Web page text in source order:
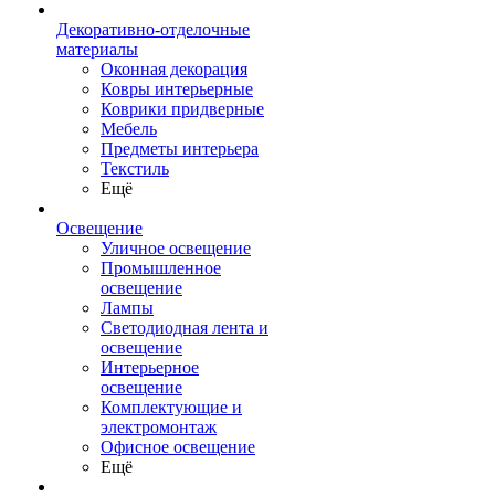
Декоративно-отделочные
материалы
Оконная декорация
Ковры интерьерные
Коврики придверные
Мебель
Предметы интерьера
Текстиль
Ещё
Освещение
Уличное освещение
Промышленное
освещение
Лампы
Светодиодная лента и
освещение
Интерьерное
освещение
Комплектующие и
электромонтаж
Офисное освещение
Ещё